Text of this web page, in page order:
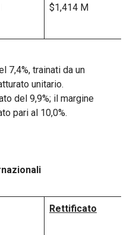
$1,414 M
7,4%, trainati da un
unitario.
del 9,9%; il margine
pari al 10,0%.
Rettificato